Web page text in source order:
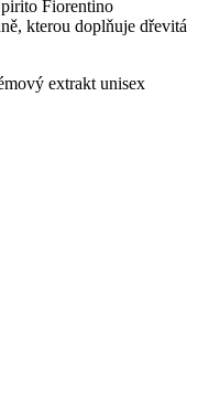
Fiorentino
kterou doplňuje dřevitá